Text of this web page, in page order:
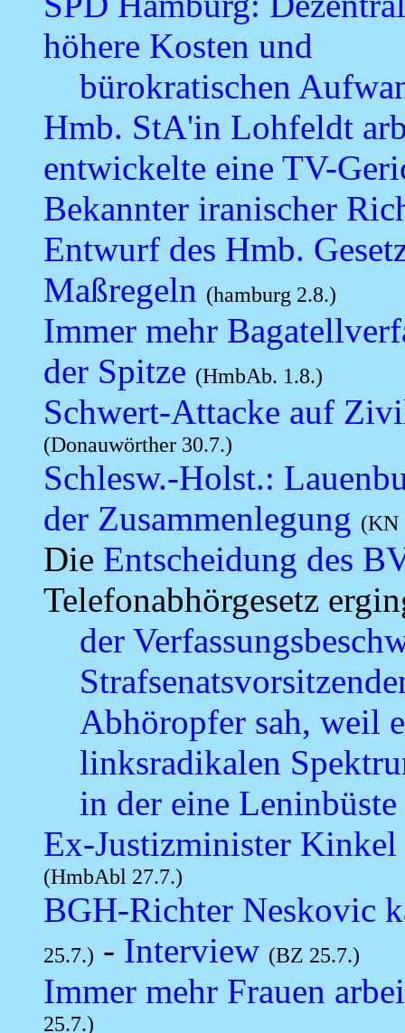
höhere Kosten und
bürokratischen
Hmb. StA'in Lohfeldt
entwickelte eine TV-
Bekannter iranischer
Entwurf des Hmb.
Maßregeln (hamburg 2.8.)
Immer mehr
der Spitze (HmbAb. 1.8.)
Schwert-Attacke auf
(Donauwörther 30.7.)
Schlesw.-Holst.: L
der Zusammenlegung (KN
Die Entscheidung des
Telefonabhörgesetz
der
Abhöropfer sah, weil
linksradikalen
in der eine Leninbüste
Ex-Justizminister
(HmbAbl 27.7.)
BGH-Richter Neskovic
25.7.) - Interview (BZ 25.7.)
Immer mehr Frauen
25.7.)